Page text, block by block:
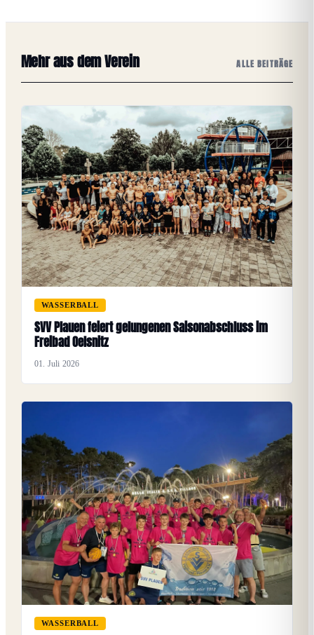
Mehr aus dem Verein ALLE BEITRÄGE
WASSERBALL
SVV Plauen feiert gelungenen Saisonabschluss im
Freibad Oelsnitz
01. Juli 2026
WASSERBALL